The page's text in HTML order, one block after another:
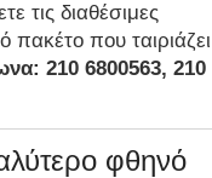
τις διαθέσιμες
πακέτο που ταιριάζει
210 6800563, 210
φθηνό